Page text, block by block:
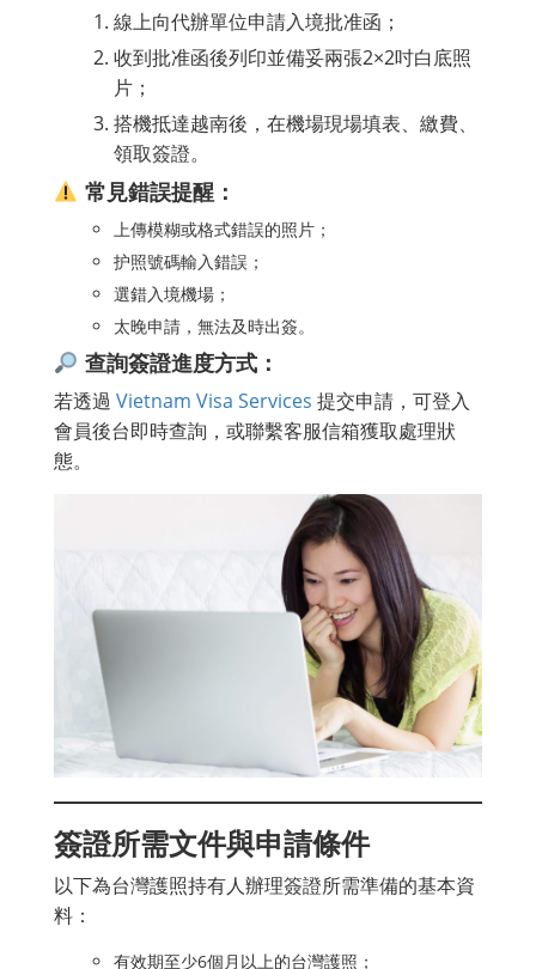
線上向代辦單位申請入境批准函；
收到批准函後列印並備妥兩張2×2吋白底照
片；
搭機抵達越南後，在機場現場填表、繳費、
領取簽證。
常見錯誤提醒：
上傳模糊或格式錯誤的照片；
护照號碼輸入錯誤；
選錯入境機場；
太晚申請，無法及時出簽。
查詢簽證進度方式：
若透過 Vietnam Visa Services 提交申請，可登入
會員後台即時查詢，或聯繫客服信箱獲取處理狀
態。
簽證所需文件與申請條件
以下為台灣護照持有人辦理簽證所需準備的基本資
料：
有效期至少6個月以上的台灣護照；